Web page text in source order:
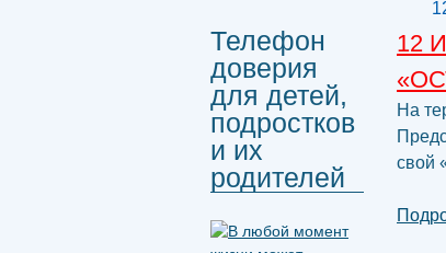
Телефон
доверия
для детей,
подростков
и их
родителей
12
На
свой